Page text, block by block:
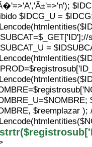
$IDCG_U =
=
$reemplazar );